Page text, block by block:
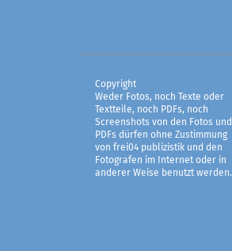
Copyright
Weder Fotos, noch Texte oder
Textteile, noch PDFs, noch
Screenshots von den Fotos und
PDFs dürfen ohne Zustimmung
von frei04 publizistik und den
Fotografen im Internet oder in
anderer Weise benutzt werden.